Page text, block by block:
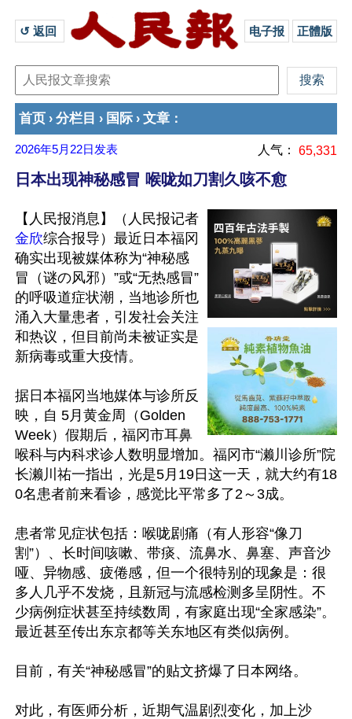
↺ 返回 电子报 正體版
首页 › 分栏目 › 国际 › 文章 ：
2026年5月22日 发表 人气： 65,331
日本出现神秘感冒 喉咙如刀割久咳不愈
【人民报消息】（人民报记者
金欣综合报导）最近日本福冈
确实出现被媒体称为“神秘感
冒（谜の风邪）”或“无热感冒”
的呼吸道症状潮，当地诊所也
涌入大量患者，引发社会关注
和热议，但目前尚未被证实是
新病毒或重大疫情。
据日本福冈当地媒体与诊所反
映，自 5月黄金周（Golden
Week）假期后，福冈市耳鼻
喉科与内科求诊人数明显增加。福冈市“濑川诊所”院
长濑川祐一指出，光是5月19日这一天，就大约有18
0名患者前来看诊，感觉比平常多了2～3成。
患者常见症状包括：喉咙剧痛（有人形容“像刀
割”）、长时间咳嗽、带痰、流鼻水、鼻塞、声音沙
哑、异物感、疲倦感，但一个很特别的现象是：很
多人几乎不发烧，且新冠与流感检测多呈阴性。不
少病例症状甚至持续数周，有家庭出现“全家感染”。
最近甚至传出东京都等关东地区有类似病例。
目前，有关“神秘感冒”的贴文挤爆了日本网络。
对此，有医师分析，近期气温剧烈变化，加上沙